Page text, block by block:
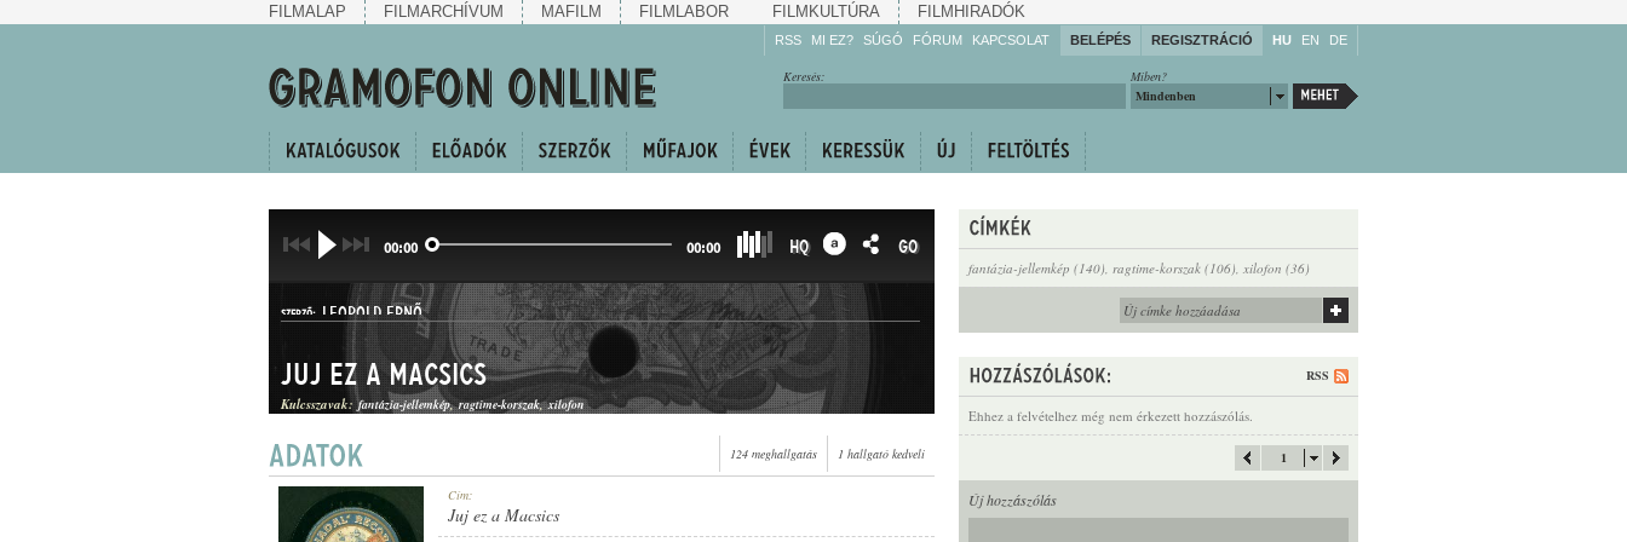
FILMALAP FILMARCHÍVUM MAFILM FILMLABOR FILMKULTÚRA FILMHIRADÓK
RSS MI EZ? SÚGÓ
Gyarapítsa!
FÓRUM KAPCSOLAT BELÉPÉS REGISZTRÁCIÓ HU EN DE
Miben?
Mindenben
Keresés:
fantázia-jellemkép (140), ragtime-korszak (106), xilofon (36)
RSS
Ehhez a felvételhez még nem érkezett hozzászólás.
1
Új hozzászólás
00:00 00:00 HQ GO
SZERZŐ: LEOPOLD ERNŐ
RAGTIME
Juj ez a Macsics
Kulcsszavak: fantázia-jellemkép ragtime-korszak xilofon
124 meghallgatás 1 hallgató kedveli
Cím:
Juj ez a Macsics